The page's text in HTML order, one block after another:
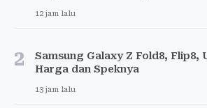
12 jam lalu
2
Samsung Galaxy Z Fold8, Flip8,
Harga dan Speknya
13 jam lalu